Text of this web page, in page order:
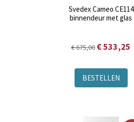
Svedex Cameo CE114
binnendeur met glas
€ 675,00 € 533,25
BESTELLEN